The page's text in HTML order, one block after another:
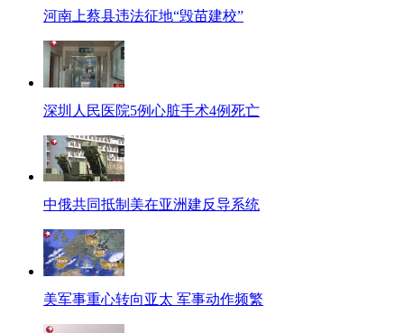
河南上蔡县违法征地“毁苗建校”
深圳人民医院5例心脏手术4例死亡
中俄共同抵制美在亚洲建反导系统
美军事重心转向亚太 军事动作频繁